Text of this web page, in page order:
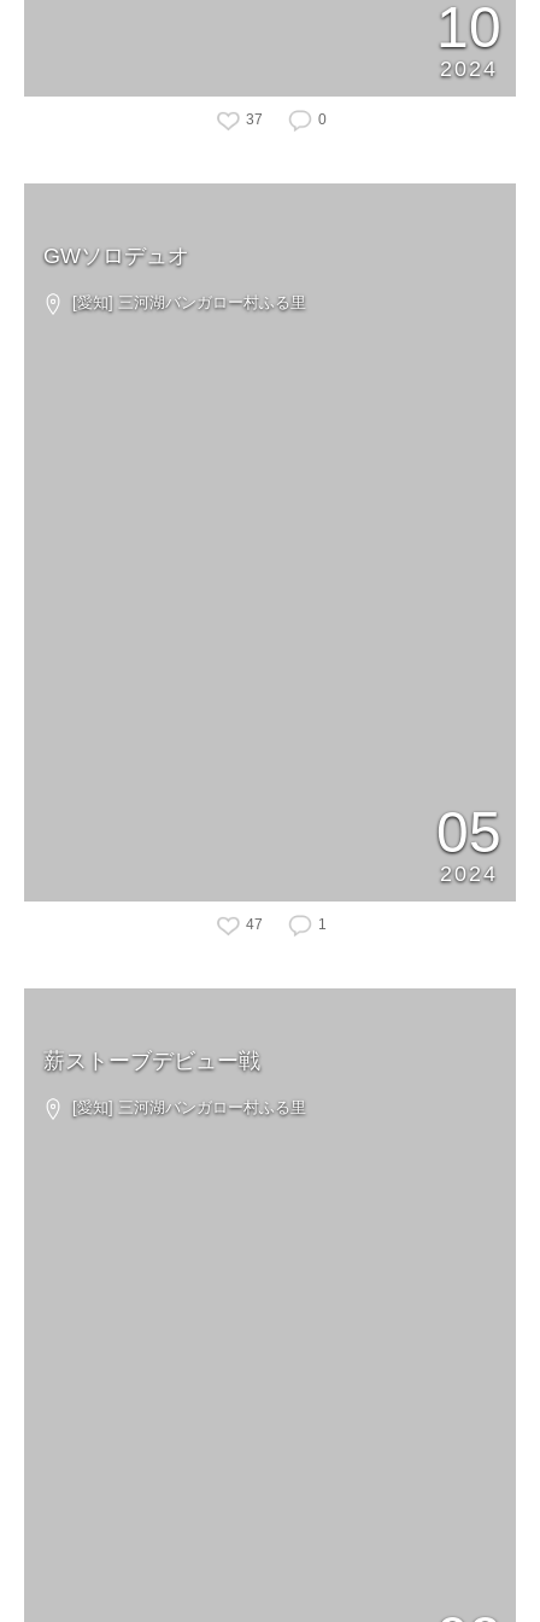
10
2024
37 0
GWソロデュオ
[愛知] 三河湖バンガロー村ふる里
05
2024
47 1
薪ストーブデビュー戦
[愛知] 三河湖バンガロー村ふる里